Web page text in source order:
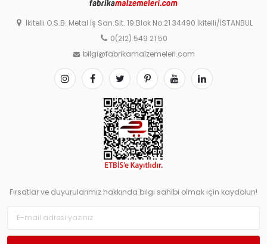
İkitelli O.S.B. Metal İş San.Sit. 19.Blok No:21 34490 İkitelli/İSTANBUL
0(212) 549 21 50
bilgi@fabrikamalzemeleri.com
Fırsatlar ve duyurularımız hakkında bilgi sahibi olmak için kaydolun!